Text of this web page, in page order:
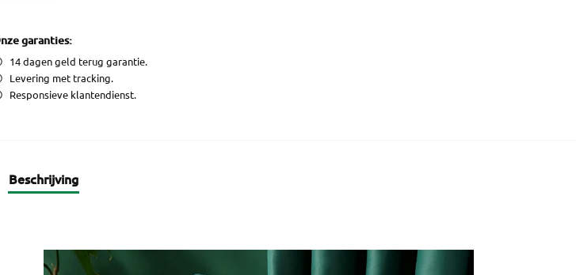
garanties:
14 dagen geld terug garantie.
Levering met tracking.
Responsieve klantendienst.
Beschrijving